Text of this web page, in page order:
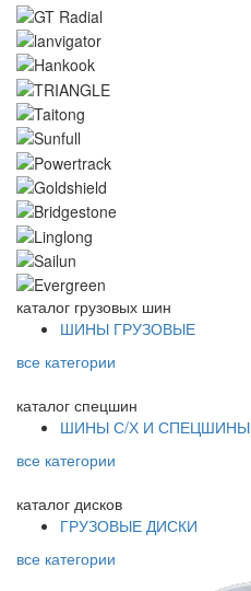
каталог грузовых шин
ШИНЫ ГРУЗОВЫЕ
все категории
каталог спецшин
ШИНЫ С/Х И СПЕЦШИНЫ
все категории
каталог дисков
ГРУЗОВЫЕ ДИСКИ
все категории